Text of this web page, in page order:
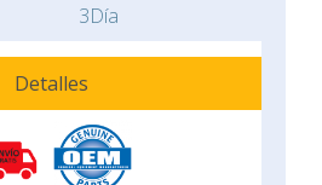
3Día
Detalles